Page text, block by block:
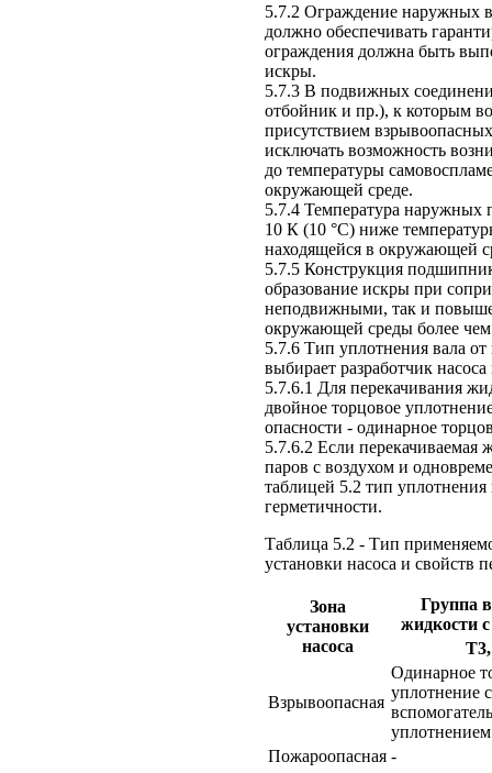
5.7.2 Ограждение наружных
должно обеспечивать
ограждения должна быть
искры.
5.7.3 В подвижных
отбойник и пр.), к которым
присутствием
исключать возможность
до температуры
окружающей среде.
5.7.4 Температура наружных
10 К (10 °С) ниже
находящейся в окружающей
5.7.5 Конструкция
образование искры при
неподвижными, так и
окружающей среды более
5.7.6 Тип уплотнения вала
выбирает разработчик
5.7.6.1 Для перекачивания
двойное торцовое
опасности - одинарное
5.7.6.2 Если перекачиваемая
паров с воздухом и
таблицей 5.2 тип
герметичности.
Таблица 5.2 - Тип
установки насоса и свойств
Зона
установки
насоса
Группа
жидкости
Взрывоопасная
Одинарное
уплотнение с
уплотнением
Пожароопасная -